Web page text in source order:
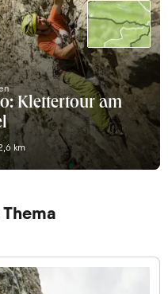
Klettertour am
km